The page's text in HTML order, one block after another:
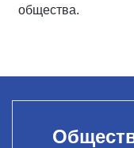
общества.